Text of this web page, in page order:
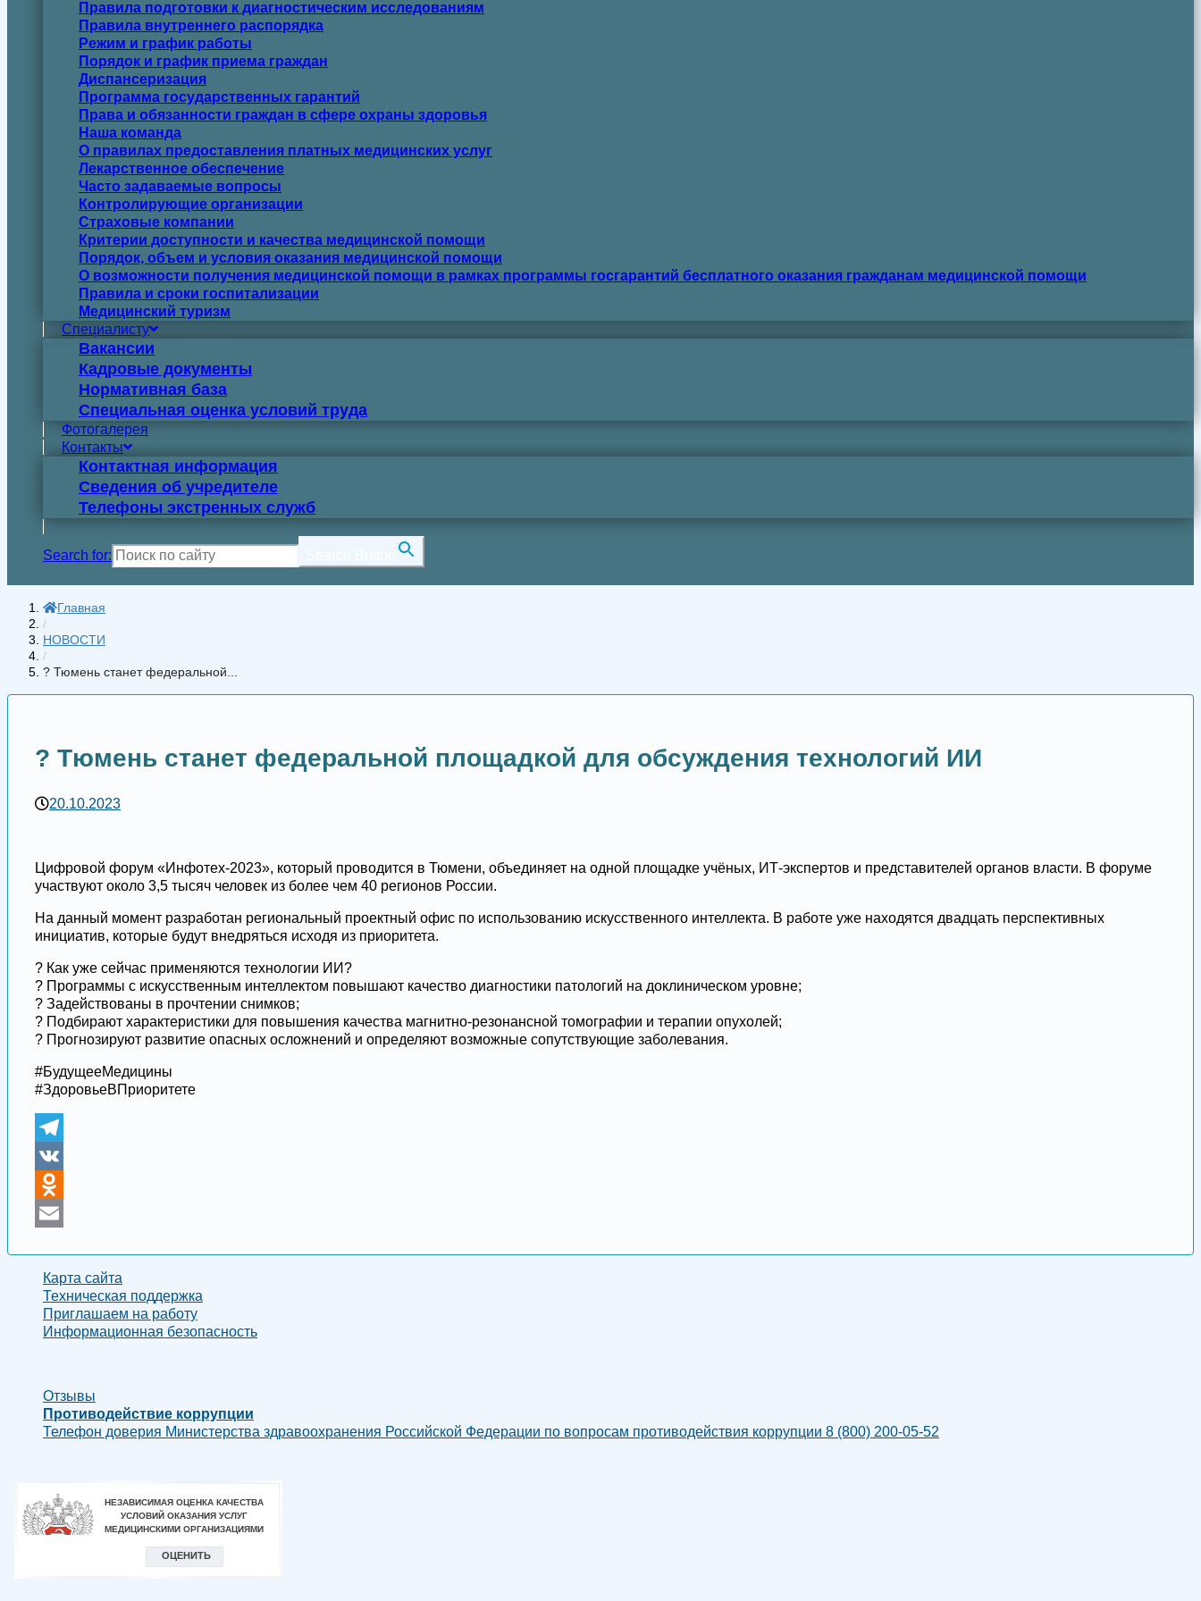
Правила подготовки к диагностическим исследованиям
Правила внутреннего распорядка
Режим и график работы
Порядок и график приема граждан
Диспансеризация
Программа государственных гарантий
Права и обязанности граждан в сфере охраны здоровья
Наша команда
О правилах предоставления платных медицинских услуг
Лекарственное обеспечение
Часто задаваемые вопросы
Контролирующие организации
Страховые компании
Критерии доступности и качества медицинской помощи
Порядок, объем и условия оказания медицинской помощи
О возможности получения медицинской помощи в рамках программы госгарантий бесплатного оказания гражданам медицинской помощи
Правила и сроки госпитализации
Медицинский туризм
Специалисту
Вакансии
Кадровые документы
Нормативная база
Специальная оценка условий труда
Фотогалерея
Контакты
Контактная информация
Сведения об учредителе
Телефоны экстренных служб
Search for:
Главная
/
НОВОСТИ
/
? Тюмень станет федеральной...
? Тюмень станет федеральной площадкой для обсуждения технологий ИИ
20.10.2023
Цифровой форум «Инфотех-2023», который проводится в Тюмени, объединяет на одной площадке учёных, ИТ-экспертов и представителей органов власти. В форуме
участвуют около 3,5 тысяч человек из более чем 40 регионов России.
На данный момент разработан региональный проектный офис по использованию искусственного интеллекта. В работе уже находятся двадцать перспективных
инициатив, которые будут внедряться исходя из приоритета.
? Как уже сейчас применяются технологии ИИ?
? Программы с искусственным интеллектом повышают качество диагностики патологий на доклиническом уровне;
? Задействованы в прочтении снимков;
? Подбирают характеристики для повышения качества магнитно-резонансной томографии и терапии опухолей;
? Прогнозируют развитие опасных осложнений и определяют возможные сопутствующие заболевания.
#БудущееМедицины
#ЗдоровьеВПриоритете
Telegram
VK
Odnoklassniki
Карта сайта
Техническая поддержка
Приглашаем на работу
Информационная безопасность
Отзывы
Противодействие коррупции
Телефон доверия Министерства здравоохранения Российской Федерации по вопросам противодействия коррупции 8 (800) 200-05-52